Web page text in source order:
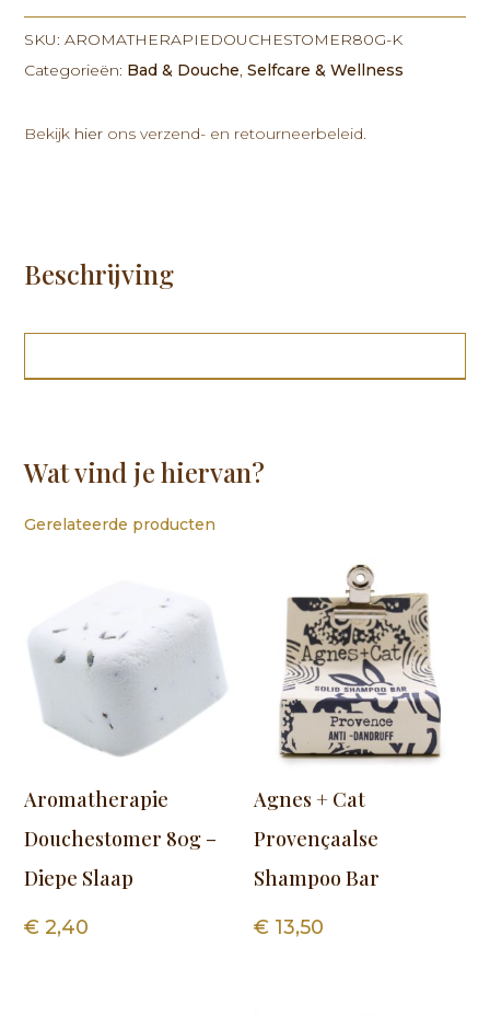
-
Kick
Start
SKU:AROMATHERAPIEDOUCHESTOMER80G-K
Categorieën: Bad & Douche,Selfcare & Wellness
Bekijk hier ons verzend- en retourneerbeleid.
Beschrijving
Wat vind je hiervan?
Gerelateerde producten
Aromatherapie
Douchestomer 80g –
Diepe Slaap
€ 2,40
Agnes + Cat
Provençaalse
Shampoo Bar
€ 13,50